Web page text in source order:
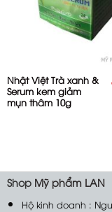
Nhật Việt Trà xanh &
Serum kem giảm
mụn thâm 10g
Shop Mỹ phẩm LAN
Hộ kinh doanh :